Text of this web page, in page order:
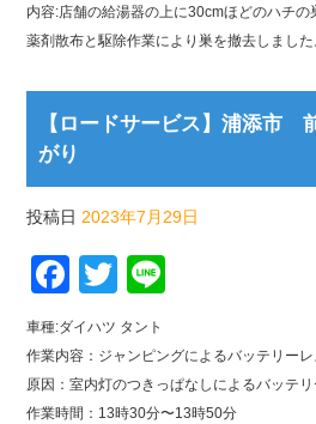
内容:店舗の給湯器の上に30cmほどのハチの
薬剤散布と駆除作業により巣を撤去しました
【ロードサービス】浦添市
がり
投稿日 2023年7月29日
Facebook
Twitter
車種:ダイハツ タント
作業内容：ジャンピングによるバッテリー
原因：室内灯のつきっぱなしによるバッテリ
作業時間：13時30分〜13時50分